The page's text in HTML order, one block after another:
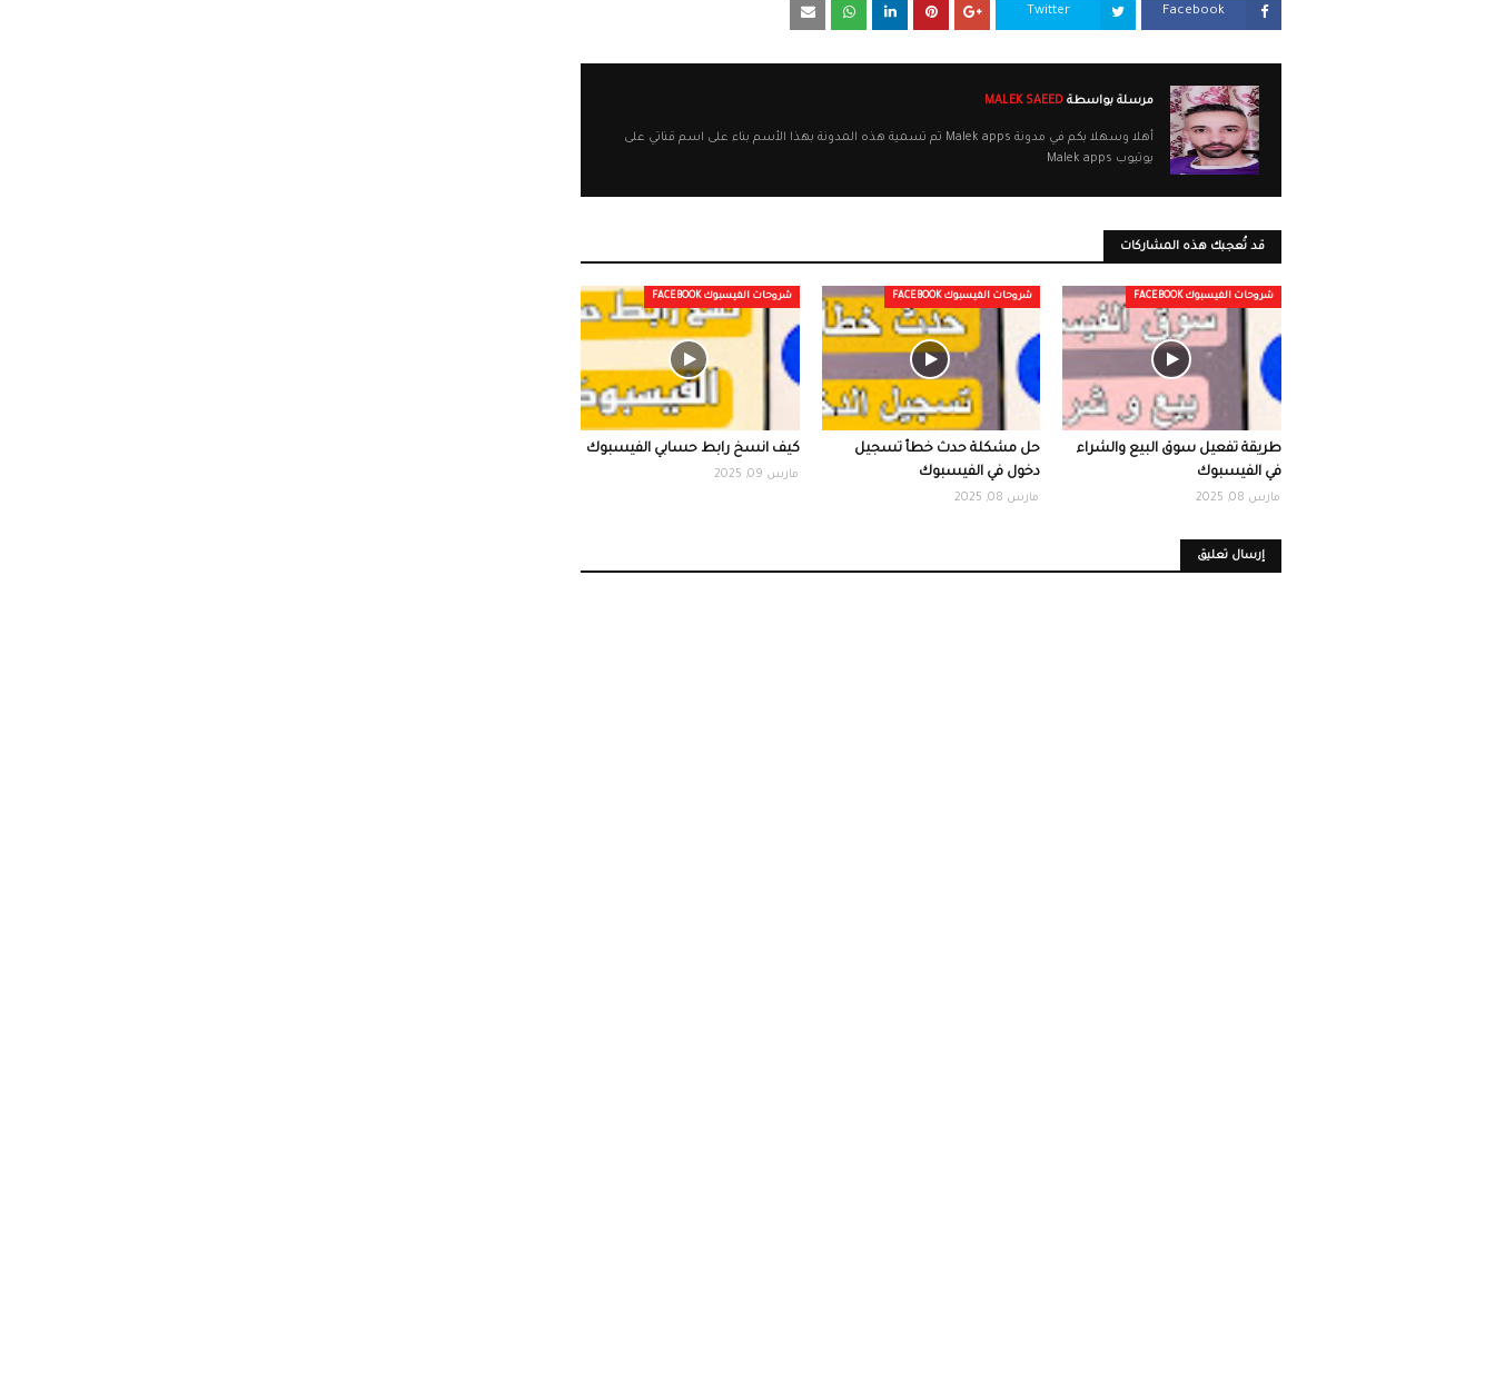
Facebook
Twitter
مرسلة بواسطة
أهلا وسهلا بكم في مدونة Malek apps تم تسمية هذه المدونة بهذا الأسم بناء على اسم قناتي على
يوتيوب Malek apps
قد تُعجبك هذه المشاركات
شروحات الفيسبوك FACEBOOK
كيف انسخ رابط حسابي الفيسبوك
مارس 09, 2025
شروحات الفيسبوك FACEBOOK
حل مشكلة حدث خطأ تسجيل
دخول في الفيسبوك
مارس 08, 2025
شروحات الفيسبوك FACEBOOK
طريقة تفعيل سوق البيع والشراء
في الفيسبوك
مارس 08, 2025
إرسال تعليق